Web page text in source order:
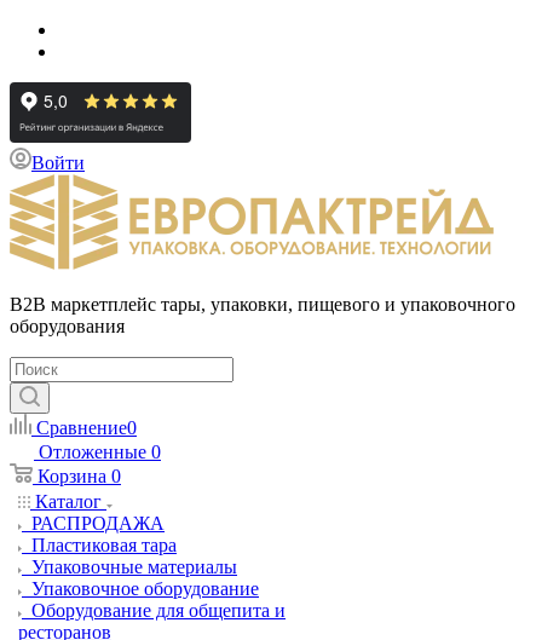
Войти
B2B маркетплейс тары, упаковки, пищевого и упаковочного
оборудования
Сравнение0
Отложенные 0
Корзина 0
Каталог
РАСПРОДАЖА
Пластиковая тара
Упаковочные материалы
Упаковочное оборудование
Оборудование для общепита и
ресторанов